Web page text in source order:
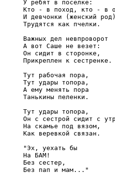
     У ребят в поселке:
Кто - в поход, кто - в
     И девчонки (женский род)
     Трудятся как пчелки.
     Важных дел невпроворот
     А вот Саше не везет:
     Он сидит в сторонке,
     Прикреплен к сестренке.
     Тут рабочая пора,
     Тут удары топора,
     А ему менять пора
     Танькины пеленки.
     Тут удары топора,
Он с сестрой сидит с
     На скамье под вязом,
     Как веревкой связан.
     "Эх, уехать бы
     На БАМ!
     Без сестер,
     Без пап и мам..."